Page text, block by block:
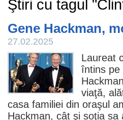
Ştiri cu tagul
Gene Hackman,
27.02.2025
Laureat
întins pe
Hackman
viaţă,
casa familiei din oraşul
Hackman, cât şi soţia